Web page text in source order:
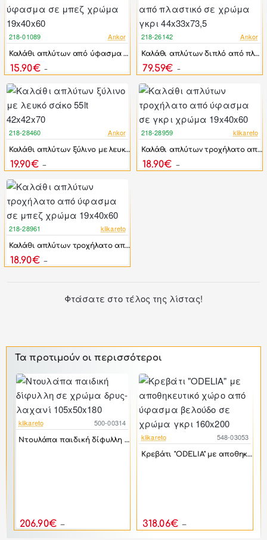
-20%
218-01089 Ankor
Καλάθι απλύτων από ύφασμα σε μπεζ χρώμα 19x40x60
15.90€
-17%
218-26142 Ankor
Καλάθι απλύτων διπλό από πλαστικό σε χρώμα γκρι 44x33x73,5
79.59€
-17%
218-28460 Ankor
Καλάθι απλύτων ξύλινο με λευκό σάκο 55lt 42x42x70
19.90€
-18%
218-28959 klikareto
Καλάθι απλύτων τροχήλατο από ύφασμα σε γκρι χρώμα 19x40x60
18.90€
-18%
218-28961 klikareto
Καλάθι απλύτων τροχήλατο από ύφασμα σε μπεζ χρώμα 19x40x60
18.90€
Φτάσατε στο τέλος της λίστας!
Τα προτιμούν οι περισσότεροι
-52%
klikareto 500-00314
Ντουλάπα παιδική δίφυλλη σε χρώμα δρυς-λαχανί 105x50x180
206.90€
-44%
klikareto 548-03053
Κρεβάτι "ODELIA" με αποθηκευτικό χώρο από ύφασμα βελούδο σε χρώμα γκρι 160x200
318.06€